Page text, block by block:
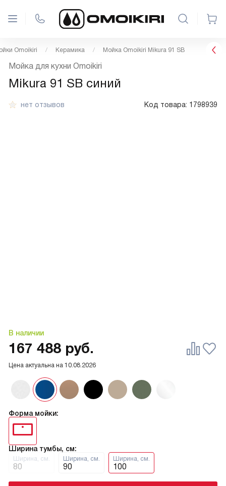
Omoikiri Керамика Мойка Omoikiri Mikura 91 SB
нет отзывов Код товара: 1798939
В наличии
Мойка для кухни Omoikiri
Mikura 91 SB синий
Форма мойки:
Ширина тумбы, см:
Ширина, см.
80
Ширина, см.
90
Ширина, см.
100
Цена актуальна на 10.08.2026
167 488 руб.